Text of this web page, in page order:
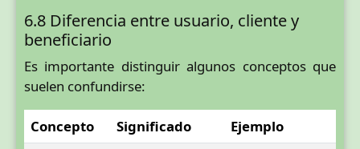
6.8 Diferencia entre usuario, cliente y
beneficiario
Es importante distinguir algunos conceptos que
suelen confundirse:
Concepto Significado Ejemplo